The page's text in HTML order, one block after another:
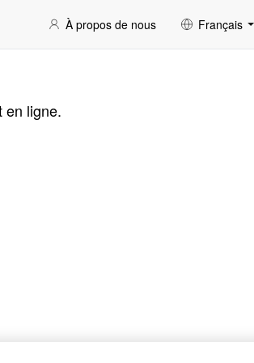
À propos de nous Français
en ligne.